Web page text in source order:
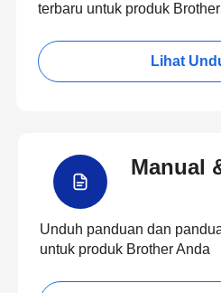
terbaru untuk produk
Lihat
Manual
Unduh panduan dan
untuk produk Brother Anda